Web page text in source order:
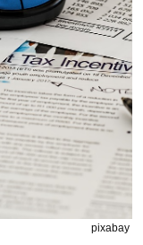
pixabay